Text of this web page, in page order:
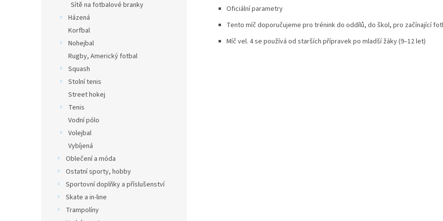
Sítě na fotbalové branky
Házená
Korfbal
Nohejbal
Rugby, Americký fotbal
Squash
Stolní tenis
Street hokej
Tenis
Vodní pólo
Volejbal
Vybíjená
Oblečení a móda
Ostatní sporty, hobby
Sportovní doplňky a příslušenství
Skate a in-line
Trampolíny
Oficiální parametry
Tento míč doporučujeme pro trénink do oddílů, do škol, pro začínající
Míč vel. 4 se používá od starších přípravek po mladší žáky (9–12 let)